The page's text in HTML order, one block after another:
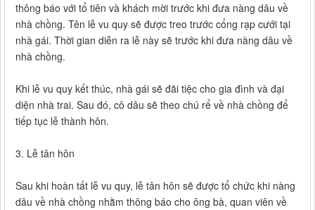
thông báo với tổ tiên và khách mời trước khi đưa nàng dâu về
nhà chồng. Tên lễ vu quy sẽ được treo trước cổng rạp cưới tại
nhà gái. Thời gian diễn ra lễ này sẽ trước khi đưa nàng dâu về
nhà chồng.
Khi lễ vu quy kết thúc, nhà gái sẽ đãi tiệc cho gia đình và đại
diện nhà trai. Sau đó, cô dâu sẽ theo chú rể về nhà chồng để
tiếp tục lễ thành hôn.
3. Lễ tân hôn
Sau khi hoàn tất lễ vu quy, lễ tân hôn sẽ được tổ chức khi nàng
dâu về nhà chồng nhằm thông báo cho ông bà, quan viên về